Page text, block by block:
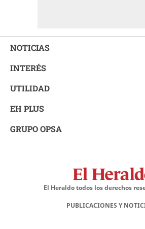
NOTICIAS
INTERÉS
UTILIDAD
EH PLUS
GRUPO OPSA
El Heraldo todos los derechos
PUBLICACIONES Y